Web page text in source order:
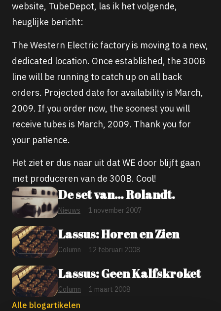
website, TubeDepot, las ik het volgende,
heuglijke bericht:
The Western Electric factory is moving to a new,
dedicated location. Once established, the 300B
line will be running to catch up on all back
orders. Projected date for availability is March,
2009. If you order now, the soonest you will
receive tubes is March, 2009. Thank you for
your patience.
Het ziet er dus naar uit dat WE door blijft gaan
met produceren van de 300B. Cool!
De set van… Rolandt.
Nieuws 1 november 2007
Lassus: Horen en Zien
Column 12 februari 2008
Lassus: Geen Kalfskroket
Column 1 maart 2008
Alle blogartikelen